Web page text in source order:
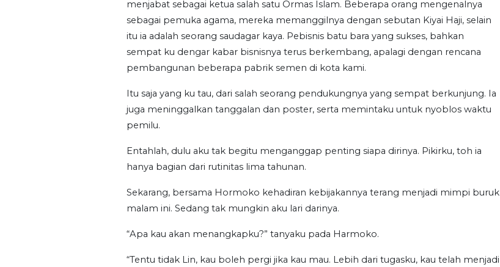
menjabat sebagai ketua salah satu Ormas Islam. Beberapa orang mengenalnya
sebagai pemuka agama, mereka memanggilnya dengan sebutan Kiyai Haji, selain
itu ia adalah seorang saudagar kaya. Pebisnis batu bara yang sukses, bahkan
sempat ku dengar kabar bisnisnya terus berkembang, apalagi dengan rencana
pembangunan beberapa pabrik semen di kota kami.
Itu saja yang ku tau, dari salah seorang pendukungnya yang sempat berkunjung. Ia
juga meninggalkan tanggalan dan poster, serta memintaku untuk nyoblos waktu
pemilu.
Entahlah, dulu aku tak begitu menganggap penting siapa dirinya. Pikirku, toh ia
hanya bagian dari rutinitas lima tahunan.
Sekarang, bersama Hormoko kehadiran kebijakannya terang menjadi mimpi buruk
malam ini. Sedang tak mungkin aku lari darinya.
“Apa kau akan menangkapku?” tanyaku pada Harmoko.
“Tentu tidak Lin, kau boleh pergi jika kau mau. Lebih dari tugasku, kau telah menjadi